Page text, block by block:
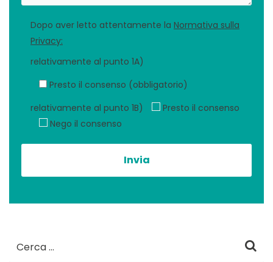
Dopo aver letto attentamente la Normativa sulla
Privacy:
relativamente al punto 1A)
Presto il consenso (obbligatorio)
relativamente al punto 1B)
Presto il consenso
Nego il consenso
per: